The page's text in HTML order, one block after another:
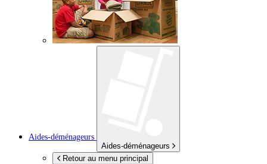
Aides-déménageurs
Aides-déménageurs
Retour au menu principal